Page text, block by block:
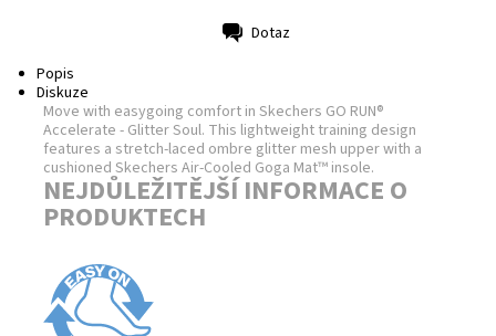
Dotaz
Popis
Diskuze
Move with easygoing comfort in Skechers GO RUN®
Accelerate - Glitter Soul. This lightweight training design
features a stretch-laced ombre glitter mesh upper with a
cushioned Skechers Air-Cooled Goga Mat™ insole.
NEJDŮLEŽITĚJŠÍ INFORMACE O
PRODUKTECH